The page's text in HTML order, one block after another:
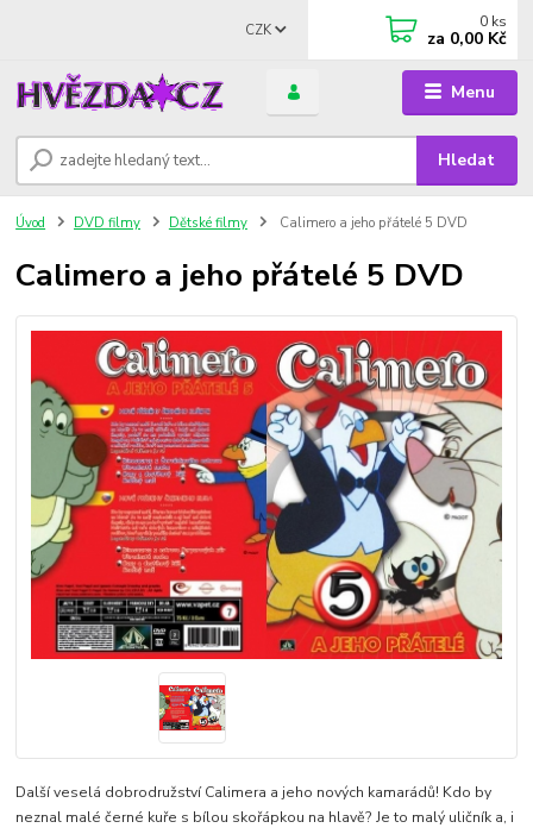
Menu
CZK
Hledat
0 ks
za 0,00 Kč
Úvod DVD filmy Dětské filmy Calimero a jeho přátelé 5 DVD
Calimero a jeho přátelé 5 DVD
Další veselá dobrodružství Calimera a jeho nových kamarádů! Kdo by
neznal malé černé kuře s bílou skořápkou na hlavě? Je to malý uličník a, i